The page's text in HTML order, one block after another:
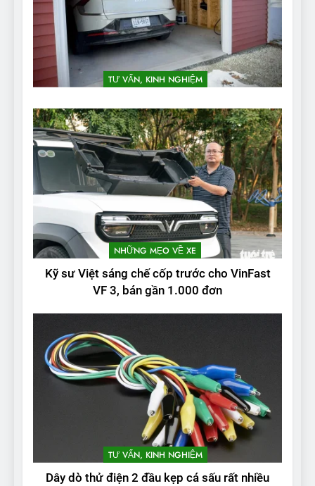
TƯ VẤN, KINH NGHIỆM
NHỮNG MẸO VỀ XE
Kỹ sư Việt sáng chế cốp trước cho VinFast
VF 3, bán gần 1.000 đơn
TƯ VẤN, KINH NGHIỆM
Dây dò thử điện 2 đầu kẹp cá sấu rất nhiều